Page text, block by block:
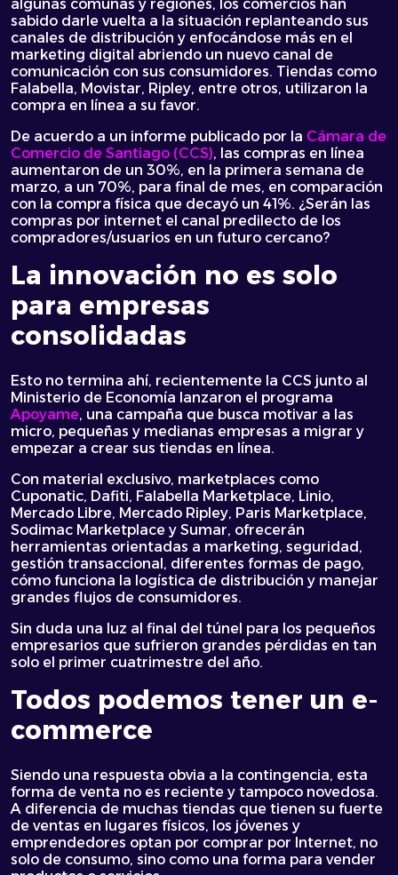
algunas comunas y regiones, los comercios han
sabido darle vuelta a la situación replanteando sus
canales de distribución y enfocándose más en el
marketing digital abriendo un nuevo canal de
comunicación con sus consumidores. Tiendas como
Falabella, Movistar, Ripley, entre otros, utilizaron la
compra en línea a su favor.
De acuerdo a un informe publicado por la Cámara de
Comercio de Santiago (CCS), las compras en línea
aumentaron de un 30%, en la primera semana de
marzo, a un 70%, para final de mes, en comparación
con la compra física que decayó un 41%. ¿Serán las
compras por internet el canal predilecto de los
compradores/usuarios en un futuro cercano?
La innovación no es solo
para empresas
consolidadas
Esto no termina ahí, recientemente la CCS junto al
Ministerio de Economía lanzaron el programa
Apoyame, una campaña que busca motivar a las
micro, pequeñas y medianas empresas a migrar y
empezar a crear sus tiendas en línea.
Con material exclusivo, marketplaces como
Cuponatic, Dafiti, Falabella Marketplace, Linio,
Mercado Libre, Mercado Ripley, Paris Marketplace,
Sodimac Marketplace y Sumar, ofrecerán
herramientas orientadas a marketing, seguridad,
gestión transaccional, diferentes formas de pago,
cómo funciona la logística de distribución y manejar
grandes flujos de consumidores.
Sin duda una luz al final del túnel para los pequeños
empresarios que sufrieron grandes pérdidas en tan
solo el primer cuatrimestre del año.
Todos podemos tener un e-
commerce
Siendo una respuesta obvia a la contingencia, esta
forma de venta no es reciente y tampoco novedosa.
A diferencia de muchas tiendas que tienen su fuerte
de ventas en lugares físicos, los jóvenes y
emprendedores optan por comprar por Internet, no
solo de consumo, sino como una forma para vender